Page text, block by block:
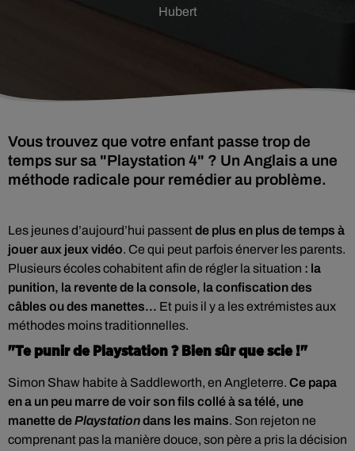
Hubert
Vous trouvez que votre enfant passe trop de
temps sur sa "Playstation 4" ? Un Anglais a une
méthode radicale pour remédier au problème.
Les jeunes d’aujourd’hui passentde plus en plus de temps à
jouer aux jeux vidéo. Ce qui peut parfois énerver les parents.
Plusieurs écoles cohabitent afin de régler la situation : la
punition, la revente de la console, la confiscation des
câbles ou des manettes... Et puis il y a les extrémistes aux
méthodes moins traditionnelles.
"Te punir de Playstation ? Bien sûr que scie !"
Simon Shaw habite à Saddleworth, en Angleterre. Ce papa
en a un peu marre de voir son fils collé à sa télé, une
manette dePlaystationdans les mains. Son rejeton ne
comprenant pas la manière douce, son père a pris la décision